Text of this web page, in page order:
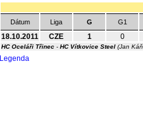
Dátum Liga G G1
18.10.2011 CZE 1 0
HC Oceláři Třinec - HC Vítkovice Steel (Jan
Legenda